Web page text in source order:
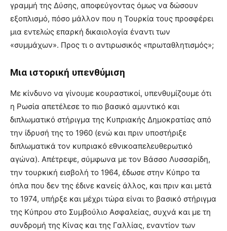
γραμμή της Δύσης, αποφεύγοντας όμως να δώσουν
εξοπλισμό, πόσο μάλλον που η Τουρκία τους προσφέρει
μια εντελώς επαρκή δικαιολογία έναντι των
«συμμάχων». Προς τι ο αντιρωσικός «πρωταθλητισμός»;
Μια ιστορική υπενθύμιση
Με κίνδυνο να γίνουμε κουραστικοί, υπενθυμίζουμε ότι
η Ρωσία απετέλεσε το πιο βασικό αμυντικό και
διπλωματικό στήριγμα της Κυπριακής Δημοκρατίας από
την ίδρυσή της το 1960 (ενώ και πριν υποστήριξε
διπλωματικά τον κυπριακό εθνικοαπελευθερωτικό
αγώνα). Απέτρεψε, σύμφωνα με τον Βάσσο Λυσσαρίδη,
την τουρκική εισβολή το 1964, έδωσε στην Κύπρο τα
όπλα που δεν της έδινε κανείς άλλος, και πριν και μετά
το 1974, υπήρξε και μέχρι τώρα είναι το βασικό στήριγμα
της Κύπρου στο Συμβούλιο Ασφαλείας, συχνά και με τη
συνδρομή της Κίνας και της Γαλλίας, εναντίον των